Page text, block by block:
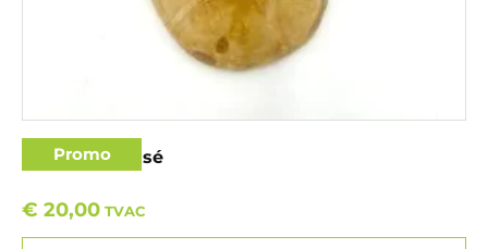
Promo
Oursin fossilisé
€ 20,00 TVAC